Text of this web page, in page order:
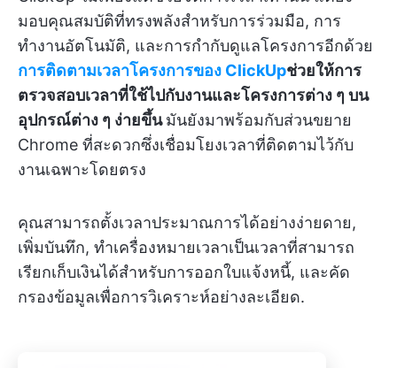
มอบคุณสมบัติที่ทรงพลังสำหรับการร่วมมือ, การ
ทำงานอัตโนมัติ, และการกำกับดูแลโครงการอีกด้วย
การติดตามเวลาโครงการของ ClickUpช่วยให้การ
ตรวจสอบเวลาที่ใช้ไปกับงานและโครงการต่าง ๆ บน
อุปกรณ์ต่าง ๆ ง่ายขึ้นมันยังมาพร้อมกับส่วนขยาย
Chrome ที่สะดวกซึ่งเชื่อมโยงเวลาที่ติดตามไว้กับ
งานเฉพาะโดยตรง
คุณสามารถตั้งเวลาประมาณการได้อย่างง่ายดาย,
เพิ่มบันทึก, ทำเครื่องหมายเวลาเป็นเวลาที่สามารถ
เรียกเก็บเงินได้สำหรับการออกใบแจ้งหนี้, และคัด
กรองข้อมูลเพื่อการวิเคราะห์อย่างละเอียด.